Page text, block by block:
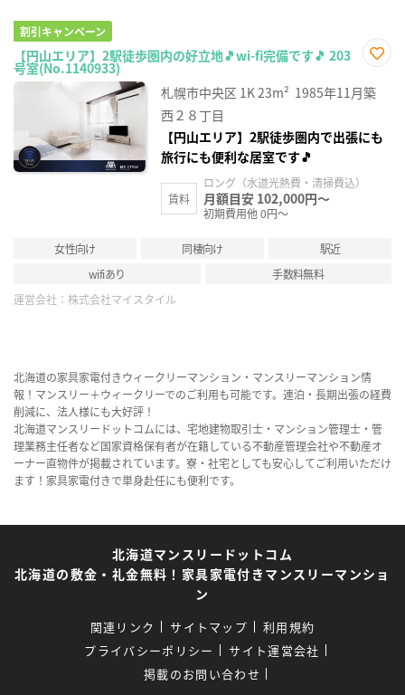
割引キャンペーン
【円山エリア】2駅徒歩圏内の好立地🎵wi-fi完備です🎵 203
号室(No.1140933)
に入
り登
札幌市中央区 1K23m² 1985年11月築
西２８丁目
【円山エリア】2駅徒歩圏内で出張にも
旅行にも便利な居室です🎵
賃料
ロング（水道光熱費・清掃費込）
月額目安 102,000円～
初期費用他 0円～
女性向け 同棲向け
駅近
wifiあり
手数料無料
運営会社： 株式会社マイスタイル
北海道の家具家電付きウィークリーマンション・マンスリーマンション情
報！マンスリー＋ウィークリーでのご利用も可能です。連泊・長期出張の経費
削減に、法人様にも大好評！
北海道マンスリードットコムには、宅地建物取引士・マンション管理士・管
理業務主任者など国家資格保有者が在籍している不動産管理会社や不動産オ
ーナー直物件が掲載されています。寮・社宅としても安心してご利用いただけ
ます！家具家電付きで単身赴任にも便利です。
北海道マンスリードットコム
北海道の敷金・礼金無料！家具家電付きマンスリーマンショ
ン
関連リンク サイトマップ
利用規約
プライバシーポリシー
サイト運営会社
掲載のお問い合わせ